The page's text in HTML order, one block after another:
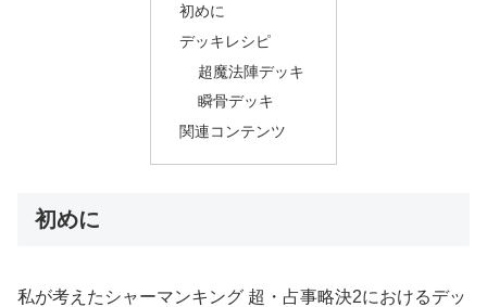
初めに
デッキレシピ
超魔法陣デッキ
瞬骨デッキ
関連コンテンツ
初めに
私が考えたシャーマンキング 超・占事略決2におけるデッ